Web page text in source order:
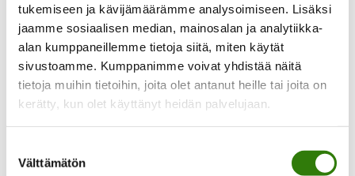
tukemiseen ja kävijämäärämme analysoimiseen. Lisäksi
jaamme sosiaalisen median, mainosalan ja analytiikka-
alan kumppaneillemme tietoja siitä, miten käytät
sivustoamme. Kumppanimme voivat yhdistää näitä
tietoja muihin tietoihin, joita olet antanut heille tai joita on
kerätty, kun olet käyttänyt heidän palvelujaan.
valinta
Välttämätön
Laaja valikoima maksuvaihtoehtoja